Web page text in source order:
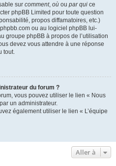
sur comment, où ou par qui ce
phpBB Limited pour toute question
propos diffamatoires, etc.)
ou au logiciel phpBB lui-
groupe phpBB à propos de l’utilisation
devez vous attendre à une réponse
tout.
du forum ?
vous pouvez utiliser le lien « Nous
un administrateur.
également utiliser le lien « L’équipe
Aller à